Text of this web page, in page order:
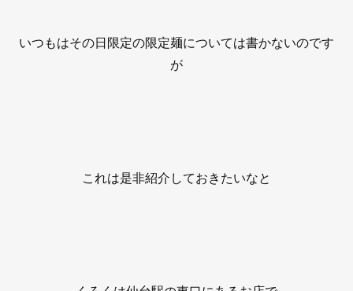
いつもはその日限定の限定麺については書かないのです
が
これは是非紹介しておきたいなと